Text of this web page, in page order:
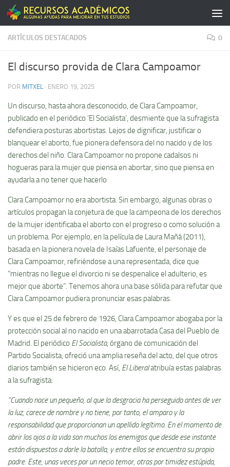
Saltar al contenido
ARTÍCULOS DESTACADOS 0
El discurso provida de Clara Campoamor
POR MITXEL · ENERO 19, 2025
Un discurso, hasta ahora desconocido, de Clara Campoamor,
publicado en el periódico ‘El Socialista’, desmiente que la sufragista
defendiera posturas abortistas. Lejos de dignificar, justificar o
blanquear el aborto, fue pionera defensora del no nacido y de los
derechos del niño. Clara Campoamor no propone cadalsos ni
hogueras para la mujer que piensa en abortar, sino que piensa en
ayudarla a no tener que hacerlo
Clara Campoamor no era abortista. Sin embargo, algunas obras o
artículos propagan la conjetura de que la campeona de los derechos
de la mujer identificaba el aborto con el progreso o como solución a
un problema. Por ejemplo, en la película de Laura Mañá (2011),
basada en la pionera novela de Isaías Lafuente, el personaje de
Clara Campoamor, refiriéndose a una representada, dice que
“mientras no llegue el divorcio ni se despenalice el adulterio, es
mejor que aborte”. Tenemos ahora una base sólida para refutar que
Clara Campoamor pudiera pronunciar esas palabras.
Y es que el 25 de febrero de 1926, Clara Campoamor abogaba por la
protección social al no nacido en una abarrotada Casa del Pueblo de
Madrid. El periódico El Socialista, órgano de comunicación del
Partido Socialista, ofreció una amplia reseña del acto, del que otros
diarios también se hicieron eco. Así, El Liberalatribuía estas palabras
a la sufragista:
“Cuando nace un pequeño, al que la desgracia ha perseguido antes de ver
la luz, carece de nombre y no tiene, por tanto, el amparo y la
responsabilidad que proporcionan un apellido legítimo. En el momento de
abrir los ojos a la vida son muchos los enemigos que desde ese instante
están dispuestos a darle la batalla, y entre ellos se encuentra su propio
padre. Este, unas veces por un necio temor, otras por timidez estúpida,